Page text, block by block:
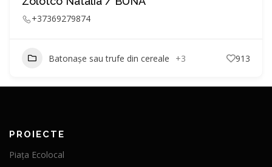
+37369279874
Batonașe sau trufe din cereale +3 913
PROIECTE
Piața Ecolocal